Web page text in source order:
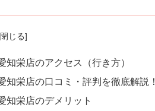
栄店のアクセス（行き方）
栄店の口コミ・評判を徹底解説！
知栄店のデメリット